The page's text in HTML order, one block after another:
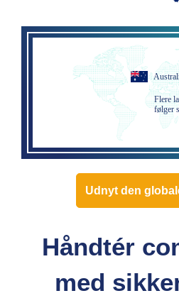
Flere
følger
Udnyt den
Håndtér
med